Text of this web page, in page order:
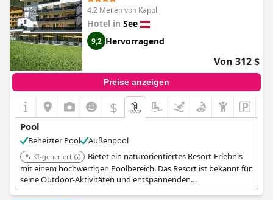
4.2 Meilen von Kappl
Hotel in See
9,2 Hervorragend
Von 312 $
Preise anzeigen
$
Pool
Beheizter Pool Außenpool
KI-generiert
Bietet ein naturorientiertes Resort-Erlebnis
mit einem hochwertigen Poolbereich. Das Resort ist bekannt für
seine Outdoor-Aktivitäten und entspannenden
Annehmlichkeiten.